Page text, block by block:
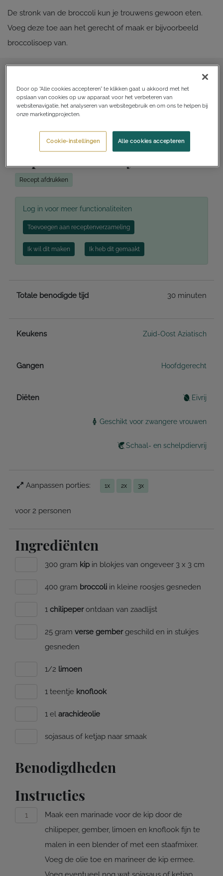
De stronk van de broccoli kun je trouwens gewoon eten.
Voeg deze toe aan het gerecht of maak er bijvoorbeeld
broccolisoep van.
Recept afdrukken
Log in voor meer functionaliteiten
Toevoegen aan receptenverzameling
Ik wil dit maken Ik heb dit gemaakt
Totale benodigde tijd 30 minuten
Keukens Zuid-Oost Aziatisch
Gangen Hoofdgerecht
Diëten Eivrij
Geschikt voor zwangere vrouwen
Schaal- en schelpdiervrij
Aanpassen porties: 1x 2x 3x
voor 2 personen
Ingrediënten
300 gram kipin blokjes van ongeveer 3 x 3 cm
400 gram broccoli in kleine roosjes gesneden
1 chilipeperontdaan van zaadlijst
25 gram verse gembergeschild en in stukjes
gesneden
1/2 limoen
1 teentje knoflook
1 el arachideolie
sojasaus of ketjap naar smaak
Benodigdheden
Instructies
Maak een marinade voor de kip door de
chilipeper, gember, limoen en knoflook fijn te
malen in een blender of met een staafmixer.
Voeg de olie toe en marineer de kip ermee.
Door op “Alle cookies accepteren” te klikken gaat u akkoord met het
opslaan van cookies op uw apparaat voor het verbeteren van
websitenavigatie, het analyseren van websitegebruik en om ons te helpen bij
onze marketingprojecten.
Alle cookies accepteren
Cookie-instellingen